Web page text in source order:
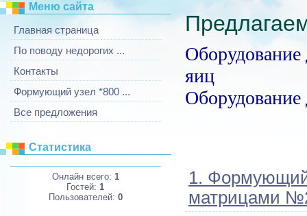
Меню сайта
Главная страница
По поводу недорогих ...
Контакты
Формующий узел *800 ...
Все предложения
Статистика
Онлайн всего: 1
Гостей: 1
Пользователей: 0
Оборудование
яиц
Оборудование
1. Формующий
матрицами